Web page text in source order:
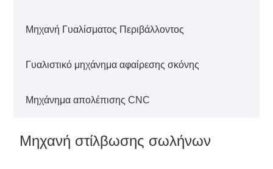
Μηχανή Γυαλίσματος Περιβάλλοντος
Γυαλιστικό μηχάνημα αφαίρεσης σκόνης
Μηχάνημα απολέπισης CNC
Μηχανή στίλβωσης σωλήνων